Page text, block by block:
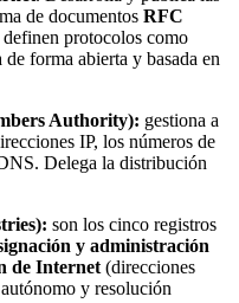
de documentos RFC
definen protocolos como
forma abierta y basada en
Authority): gestiona a
IP, los números de
Delega la distribución
son los cinco registros
y administración
de Internet (direcciones
y resolución